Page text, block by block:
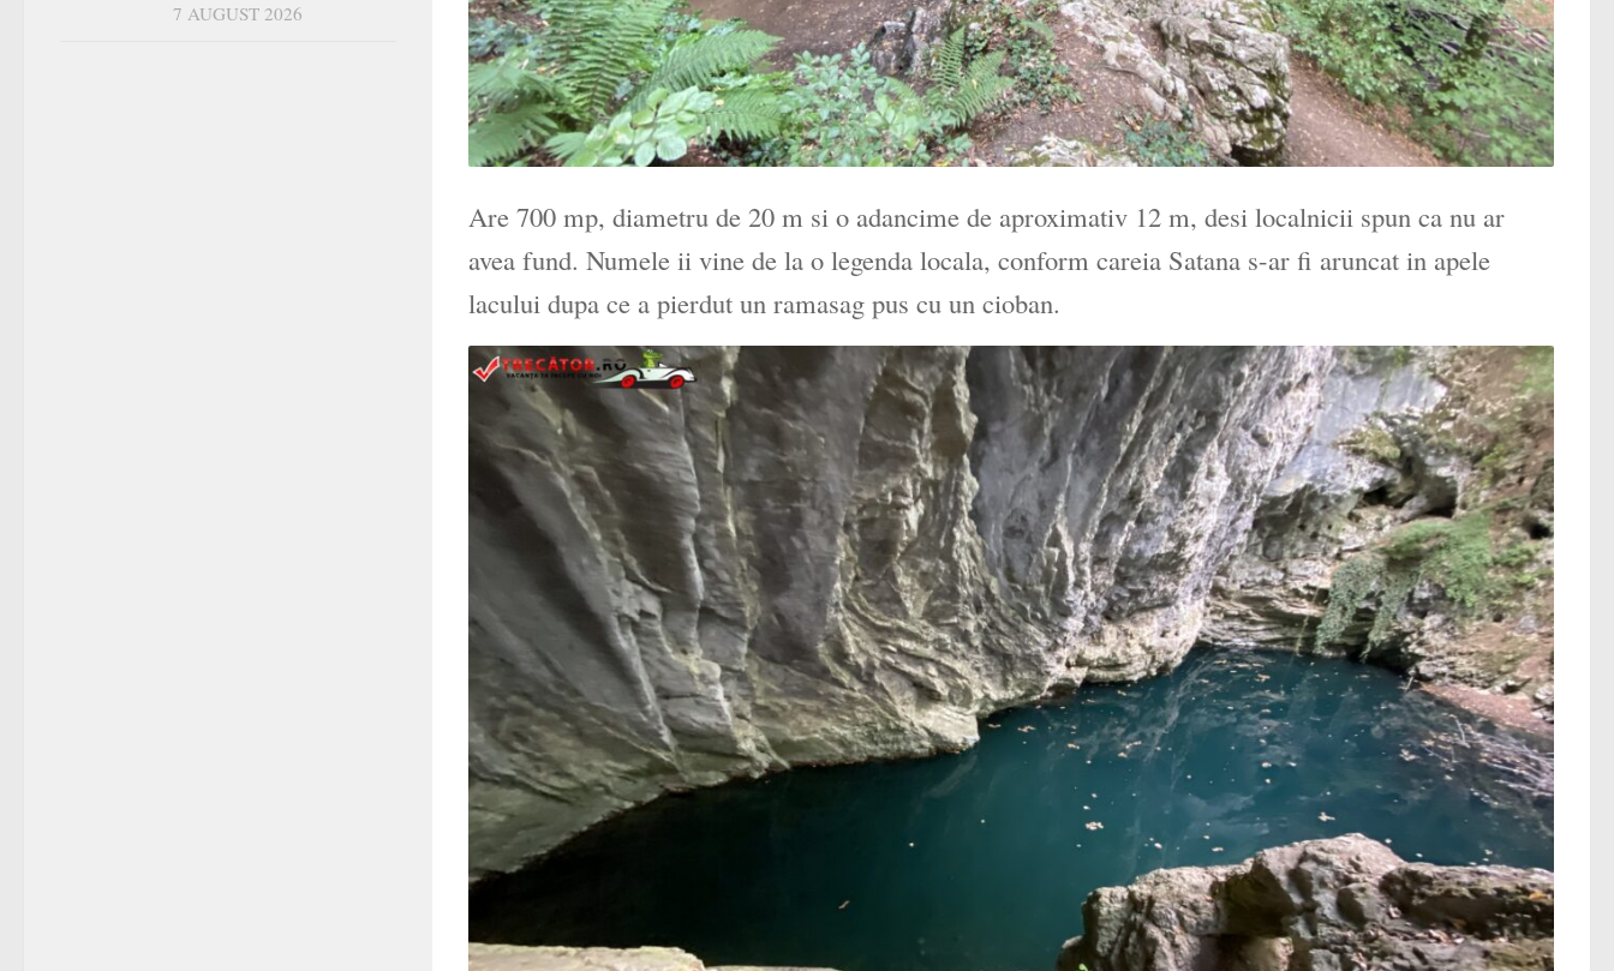
Are 700 mp, diametru de 20 m si o adancime de aproximativ 12 m, desi localnicii spun ca nu ar
avea fund. Numele ii vine de la o legenda locala, conform careia Satana s-ar fi aruncat in apele
lacului dupa ce a pierdut un ramasag pus cu un cioban.
7 AUGUST 2026